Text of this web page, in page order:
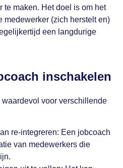
te maken. Het doel is om het
medewerker (zich herstelt en)
een langdurige
inschakelen
voor verschillende
re-integreren: Een jobcoach
van medewerkers die